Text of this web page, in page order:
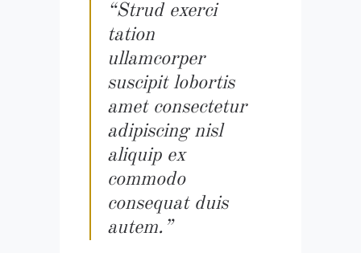
“Strud exerci
tation
ullamcorper
suscipit lobortis
amet consectetur
adipiscing nisl
aliquip ex
commodo
consequat duis
autem.”